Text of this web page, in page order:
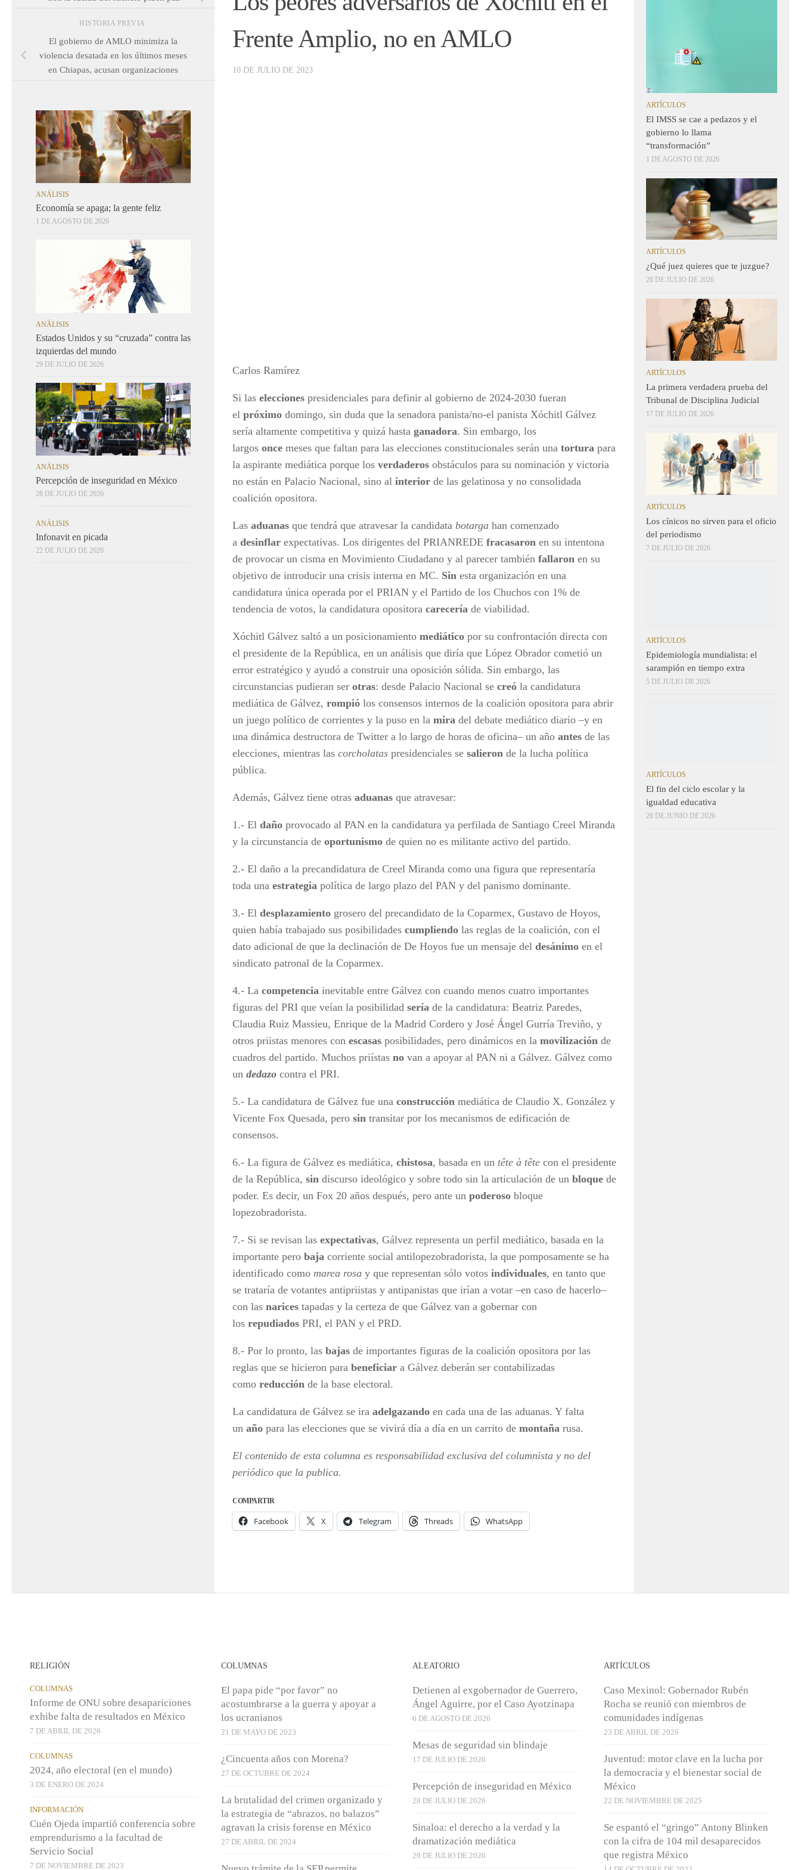
Frente Amplio, no en AMLO
10 DE JULIO DE 2023
Carlos Ramírez
Si las elecciones presidenciales para definir al gobierno de 2024-2030 fueran
el próximo domingo, sin duda que la senadora panista/no-el panista Xóchitl Gálvez
sería altamente competitiva y quizá hasta ganadora. Sin embargo, los
largos once meses que faltan para las elecciones constitucionales serán una tortura para
la aspirante mediática porque los verdaderos obstáculos para su nominación y victoria
no están en Palacio Nacional, sino al interior de las gelatinosa y no consolidada
coalición opositora.
Las aduanas que tendrá que atravesar la candidata botarga han comenzado
a desinflar expectativas. Los dirigentes del PRIANREDE fracasaron en su intentona
de provocar un cisma en Movimiento Ciudadano y al parecer también fallaron en su
objetivo de introducir una crisis interna en MC. Sin esta organización en una
candidatura única operada por el PRIAN y el Partido de los Chuchos con 1% de
tendencia de votos, la candidatura opositora carecería de viabilidad.
Xóchitl Gálvez saltó a un posicionamiento mediático por su confrontación directa con
el presidente de la República, en un análisis que diría que López Obrador cometió un
error estratégico y ayudó a construir una oposición sólida. Sin embargo, las
circunstancias pudieran ser otras: desde Palacio Nacional se creó la candidatura
mediática de Gálvez, rompió los consensos internos de la coalición opositora para abrir
un juego político de corrientes y la puso en la mira del debate mediático diario –y en
una dinámica destructora de Twitter a lo largo de horas de oficina– un año antes de las
elecciones, mientras las corcholatas presidenciales se salieron de la lucha política
pública.
Además, Gálvez tiene otras aduanas que atravesar:
1.- El daño provocado al PAN en la candidatura ya perfilada de Santiago Creel Miranda
y la circunstancia de oportunismo de quien no es militante activo del partido.
2.- El daño a la precandidatura de Creel Miranda como una figura que representaría
toda una estrategia política de largo plazo del PAN y del panismo dominante.
3.- El desplazamiento grosero del precandidato de la Coparmex, Gustavo de Hoyos,
quien había trabajado sus posibilidades cumpliendo las reglas de la coalición, con el
dato adicional de que la declinación de De Hoyos fue un mensaje del desánimo en el
sindicato patronal de la Coparmex.
4.- La competencia inevitable entre Gálvez con cuando menos cuatro importantes
figuras del PRI que veían la posibilidad sería de la candidatura: Beatriz Paredes,
Claudia Ruiz Massieu, Enrique de la Madrid Cordero y José Ángel Gurría Treviño, y
otros priistas menores con escasas posibilidades, pero dinámicos en la movilización de
cuadros del partido. Muchos priístas no van a apoyar al PAN ni a Gálvez. Gálvez como
un dedazo contra el PRI.
5.- La candidatura de Gálvez fue una construcción mediática de Claudio X. González y
Vicente Fox Quesada, pero sin transitar por los mecanismos de edificación de
consensos.
6.- La figura de Gálvez es mediática, chistosa, basada en un tête à tête con el presidente
de la República, sin discurso ideológico y sobre todo sin la articulación de un bloque de
poder. Es decir, un Fox 20 años después, pero ante un poderoso bloque
lopezobradorista.
7.- Si se revisan las expectativas, Gálvez representa un perfil mediático, basada en la
importante pero baja corriente social antilopezobradorista, la que pomposamente se ha
identificado como marea rosa y que representan sólo votos individuales, en tanto que
se trataría de votantes antipriistas y antipanistas que irían a votar –en caso de hacerlo–
con las narices tapadas y la certeza de que Gálvez van a gobernar con
los repudiados PRI, el PAN y el PRD.
8.- Por lo pronto, las bajas de importantes figuras de la coalición opositora por las
reglas que se hicieron para beneficiar a Gálvez deberán ser contabilizadas
como reducción de la base electoral.
La candidatura de Gálvez se ira adelgazando en cada una de las aduanas. Y falta
un año para las elecciones que se vivirá día a día en un carrito de montaña rusa.
El contenido de esta columna es responsabilidad exclusiva del columnista y no del
periódico que la publica.
COMPARTIR
Facebook X Telegram Threads WhatsApp
HISTORIA PREVIA
El gobierno de AMLO minimiza la
violencia desatada en los últimos meses
en Chiapas, acusan organizaciones
ANÁLISIS
Economía se apaga; la gente feliz
1 DE AGOSTO DE 2026
ANÁLISIS
Estados Unidos y su “cruzada” contra las
izquierdas del mundo
29 DE JULIO DE 2026
ANÁLISIS
Percepción de inseguridad en México
28 DE JULIO DE 2026
ANÁLISIS
Infonavit en picada
22 DE JULIO DE 2026
ARTÍCULOS
El IMSS se cae a pedazos y el
gobierno lo llama
“transformación”
1 DE AGOSTO DE 2026
ARTÍCULOS
¿Qué juez quieres que te juzgue?
28 DE JULIO DE 2026
ARTÍCULOS
La primera verdadera prueba del
Tribunal de Disciplina Judicial
17 DE JULIO DE 2026
ARTÍCULOS
Los cínicos no sirven para el oficio
del periodismo
7 DE JULIO DE 2026
ARTÍCULOS
Epidemiología mundialista: el
sarampión en tiempo extra
5 DE JULIO DE 2026
ARTÍCULOS
El fin del ciclo escolar y la
igualdad educativa
28 DE JUNIO DE 2026
RELIGIÓN
COLUMNAS
Informe de ONU sobre desapariciones
exhibe falta de resultados en México
7 DE ABRIL DE 2026
COLUMNAS
2024, año electoral (en el mundo)
3 DE ENERO DE 2024
INFORMACIÓN
Cuén Ojeda impartió conferencia sobre
emprendurismo a la facultad de
Servicio Social
7 DE NOVIEMBRE DE 2023
COLUMNAS
El papa pide “por favor” no
acostumbrarse a la guerra y apoyar a
los ucranianos
21 DE MAYO DE 2023
¿Cincuenta años con Morena?
27 DE OCTUBRE DE 2024
La brutalidad del crimen organizado y
la estrategia de “abrazos, no balazos”
agravan la crisis forense en México
27 DE ABRIL DE 2024
ALEATORIO
Detienen al exgobernador de Guerrero,
Ángel Aguirre, por el Caso Ayotzinapa
6 DE AGOSTO DE 2026
Mesas de seguridad sin blindaje
17 DE JULIO DE 2026
Percepción de inseguridad en México
28 DE JULIO DE 2026
Sinaloa: el derecho a la verdad y la
dramatización mediática
29 DE JULIO DE 2026
ARTÍCULOS
Caso Mexinol: Gobernador Rubén
Rocha se reunió con miembros de
comunidades indígenas
23 DE ABRIL DE 2026
Juventud: motor clave en la lucha por
la democracia y el bienestar social de
México
22 DE NOVIEMBRE DE 2025
Se espantó el “gringo” Antony Blinken
con la cifra de 104 mil desaparecidos
que registra México